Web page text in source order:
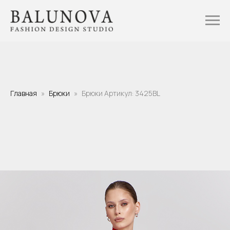
Главная Брюки Брюки Артикул: 3425BL